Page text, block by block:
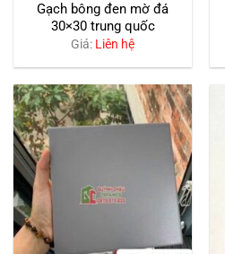
Gạch bông đen mờ đá
30×30 trung quốc
Giá: Liên hệ